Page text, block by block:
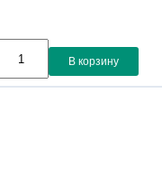
В корзину